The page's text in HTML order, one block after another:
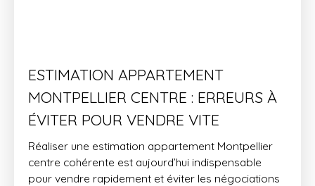
ESTIMATION APPARTEMENT
MONTPELLIER CENTRE : ERREURS À
ÉVITER POUR VENDRE VITE
Réaliser une estimation appartement Montpellier
centre cohérente est aujourd’hui indispensable
pour vendre rapidement et éviter les négociations